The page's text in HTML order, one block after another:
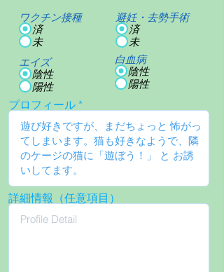
ワクチン接種
済
未
エイズ
陰性
陽性
避妊・去勢手術
済
未
白血病
陰性
陽性
プロフィール
詳細情報（任意項目）